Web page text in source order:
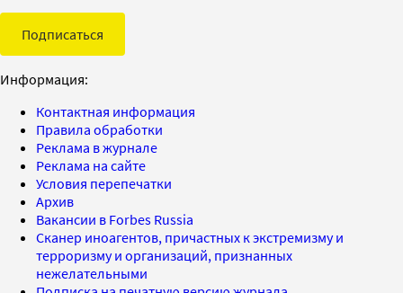
Подписаться
Информация:
Контактная информация
Правила обработки
Реклама в журнале
Реклама на сайте
Условия перепечатки
Архив
Вакансии в Forbes Russia
Сканер иноагентов, причастных к экстремизму и
терроризму и организаций, признанных
нежелательными